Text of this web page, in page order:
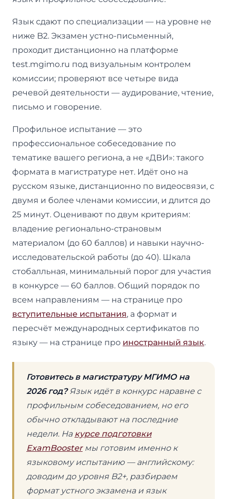
Язык сдают по специализации — на уровне не
ниже B2. Экзамен устно-письменный,
проходит дистанционно на платформе
test.mgimo.ru под визуальным контролем
комиссии; проверяют все четыре вида
речевой деятельности — аудирование, чтение,
письмо и говорение.
Профильное испытание — это
профессиональное собеседование по
тематике вашего региона, а не «ДВИ»: такого
формата в магистратуре нет. Идёт оно на
русском языке, дистанционно по видеосвязи, с
двумя и более членами комиссии, и длится до
25 минут. Оценивают по двум критериям:
владение регионально-страновым
материалом (до 60 баллов) и навыки научно-
исследовательской работы (до 40). Шкала
стобалльная, минимальный порог для участия
в конкурсе — 60 баллов. Общий порядок по
всем направлениям — на странице про
вступительные испытания, а формат и
пересчёт международных сертификатов по
языку — на странице про иностранный язык.
Готовитесь в магистратуру МГИМО на
2026 год?Язык идёт в конкурс наравне с
профильным собеседованием, но его
обычно откладывают на последние
недели. На курсе подготовки
ExamBoosterмы готовим именно к
языковому испытанию — английскому:
доводим до уровня B2+, разбираем
формат устного экзамена и язык